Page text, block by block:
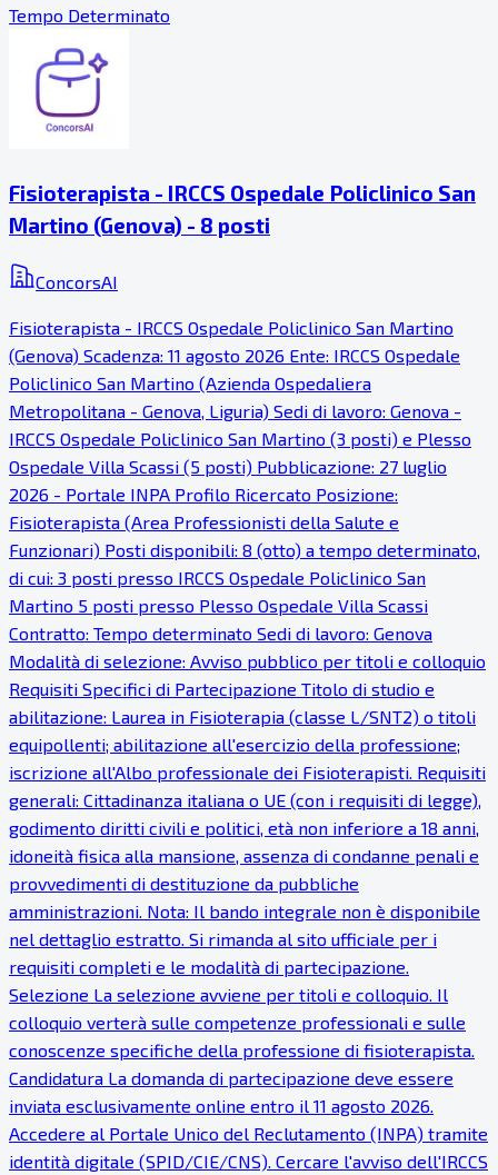
Tempo Determinato
Fisioterapista - IRCCS Ospedale Policlinico San
Martino (Genova) - 8 posti
ConcorsAI
Fisioterapista - IRCCS Ospedale Policlinico San Martino
(Genova) Scadenza: 11 agosto 2026 Ente: IRCCS Ospedale
Policlinico San Martino (Azienda Ospedaliera
Metropolitana - Genova, Liguria) Sedi di lavoro: Genova -
IRCCS Ospedale Policlinico San Martino (3 posti) e Plesso
Ospedale Villa Scassi (5 posti) Pubblicazione: 27 luglio
2026 - Portale INPA Profilo Ricercato Posizione:
Fisioterapista (Area Professionisti della Salute e
Funzionari) Posti disponibili: 8 (otto) a tempo determinato,
di cui: 3 posti presso IRCCS Ospedale Policlinico San
Martino 5 posti presso Plesso Ospedale Villa Scassi
Contratto: Tempo determinato Sedi di lavoro: Genova
Modalità di selezione: Avviso pubblico per titoli e colloquio
Requisiti Specifici di Partecipazione Titolo di studio e
abilitazione: Laurea in Fisioterapia (classe L/SNT2) o titoli
equipollenti; abilitazione all'esercizio della professione;
iscrizione all'Albo professionale dei Fisioterapisti. Requisiti
generali: Cittadinanza italiana o UE (con i requisiti di legge),
godimento diritti civili e politici, età non inferiore a 18 anni,
idoneità fisica alla mansione, assenza di condanne penali e
provvedimenti di destituzione da pubbliche
amministrazioni. Nota: Il bando integrale non è disponibile
nel dettaglio estratto. Si rimanda al sito ufficiale per i
requisiti completi e le modalità di partecipazione.
Selezione La selezione avviene per titoli e colloquio. Il
colloquio verterà sulle competenze professionali e sulle
conoscenze specifiche della professione di fisioterapista.
Candidatura La domanda di partecipazione deve essere
inviata esclusivamente online entro il 11 agosto 2026.
Accedere al Portale Unico del Reclutamento (INPA) tramite
identità digitale (SPID/CIE/CNS). Cercare l'avviso dell'IRCCS